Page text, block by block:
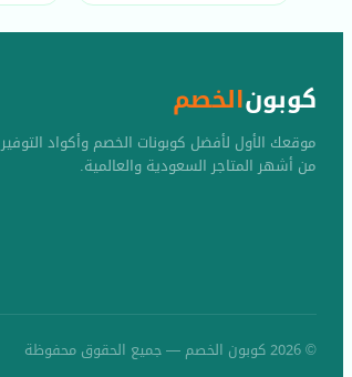
كوبونالخصم
موقعك الأول لأفضل كوبونات الخصم وأكواد التوفير
من أشهر المتاجر السعودية والعالمية.
© 2026 كوبون الخصم — جميع الحقوق محفوظة